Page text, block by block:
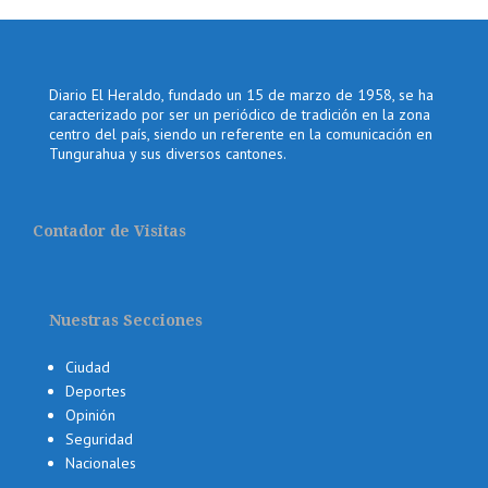
Diario El Heraldo, fundado un 15 de marzo de 1958, se ha
caracterizado por ser un periódico de tradición en la zona
centro del país, siendo un referente en la comunicación en
Tungurahua y sus diversos cantones.
Contador de Visitas
Nuestras Secciones
Ciudad
Deportes
Opinión
Seguridad
Nacionales